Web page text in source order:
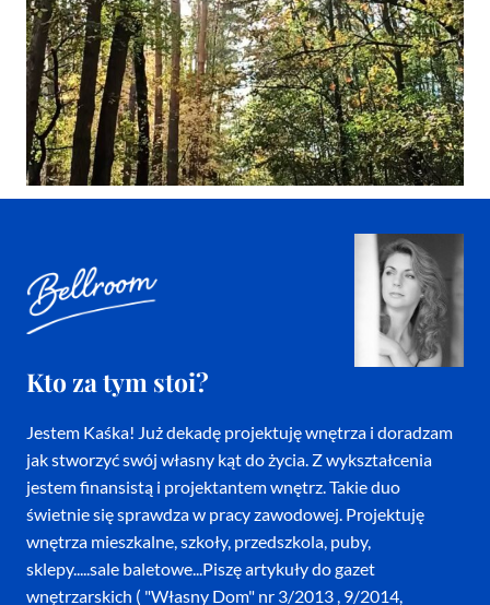
Kto za tym stoi?
Jestem Kaśka! Już dekadę projektuję wnętrza i doradzam
jak stworzyć swój własny kąt do życia. Z wykształcenia
jestem finansistą i projektantem wnętrz. Takie duo
świetnie się sprawdza w pracy zawodowej. Projektuję
wnętrza mieszkalne, szkoły, przedszkola, puby,
sklepy.....sale baletowe...Piszę artykuły do gazet
wnętrzarskich ( "Własny Dom" nr 3/2013 , 9/2014,